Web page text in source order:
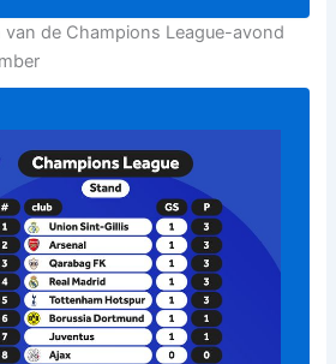
van de Champions League-avond